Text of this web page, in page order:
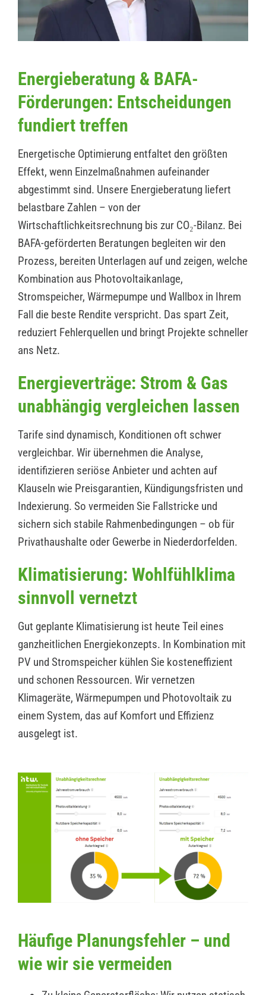
Energieberatung & BAFA-
Förderungen: Entscheidungen
fundiert treffen
Energetische Optimierung entfaltet den größten
Effekt, wenn Einzelmaßnahmen aufeinander
abgestimmt sind. Unsere Energieberatung liefert
belastbare Zahlen – von der
Wirtschaftlichkeitsrechnung bis zur CO₂-Bilanz. Bei
BAFA-geförderten Beratungen begleiten wir den
Prozess, bereiten Unterlagen auf und zeigen, welche
Kombination aus Photovoltaikanlage,
Stromspeicher, Wärmepumpe und Wallbox in Ihrem
Fall die beste Rendite verspricht. Das spart Zeit,
reduziert Fehlerquellen und bringt Projekte schneller
ans Netz.
Energieverträge: Strom & Gas
unabhängig vergleichen lassen
Tarife sind dynamisch, Konditionen oft schwer
vergleichbar. Wir übernehmen die Analyse,
identifizieren seriöse Anbieter und achten auf
Klauseln wie Preisgarantien, Kündigungsfristen und
Indexierung. So vermeiden Sie Fallstricke und
sichern sich stabile Rahmenbedingungen – ob für
Privathaushalte oder Gewerbe in Niederdorfelden.
Klimatisierung: Wohlfühlklima
sinnvoll vernetzt
Gut geplante Klimatisierung ist heute Teil eines
ganzheitlichen Energiekonzepts. In Kombination mit
PV und Stromspeicher kühlen Sie kosteneffizient
und schonen Ressourcen. Wir vernetzen
Klimageräte, Wärmepumpen und Photovoltaik zu
einem System, das auf Komfort und Effizienz
ausgelegt ist.
Häufige Planungsfehler – und
wie wir sie vermeiden